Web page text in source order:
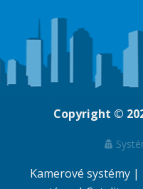
Copyright ©
Kamerové systémy |